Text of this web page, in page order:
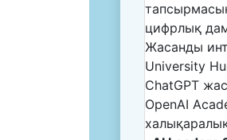
цифрлық
Жасанды
University
ChatGPT
OpenAI